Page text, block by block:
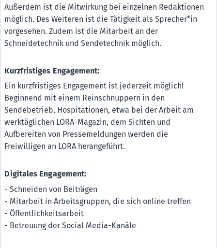
Außerdem ist die Mitwirkung bei einzelnen Redaktionen
möglich. Des Weiteren ist die Tätigkeit als Sprecher*in
vorgesehen. Zudem ist die Mitarbeit an der
Schneidetechnik und Sendetechnik möglich.
Kurzfristiges Engagement:
Ein kurzfristiges Engagement ist jederzeit möglich!
Beginnend mit einem Reinschnuppern in den
Sendebetrieb, Hospitationen, etwa bei der Arbeit am
werktäglichen LORA-Magazin, dem Sichten und
Aufbereiten von Pressemeldungen werden die
Freiwilligen an LORA herangeführt.
Digitales Engagement:
- Schneiden von Beiträgen
- Mitarbeit in Arbeitsgruppen, die sich online treffen
- Öffentlichkeitsarbeit
- Betreuung der Social Media-Kanäle